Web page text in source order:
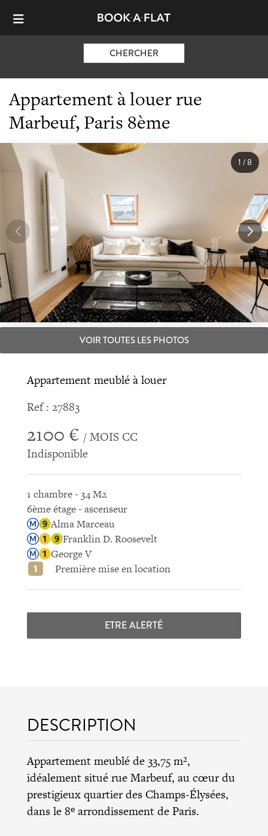
CHERCHER
Appartement à louer rue
Marbeuf, Paris 8ème
1 /8
VOIR TOUTES LES PHOTOS
Appartement meublé à louer
Ref : 27883
2100 € / MOIS CC
Indisponible
1 chambre - 34 M2
6ème étage - ascenseur
Alma Marceau
Franklin D. Roosevelt
George V
Première mise en location
ETRE ALERTÉ
DESCRIPTION
Appartement meublé de 33,75 m²,
idéalement situé rue Marbeuf, au cœur du
prestigieux quartier des Champs-Élysées,
dans le 8ᵉ arrondissement de Paris.